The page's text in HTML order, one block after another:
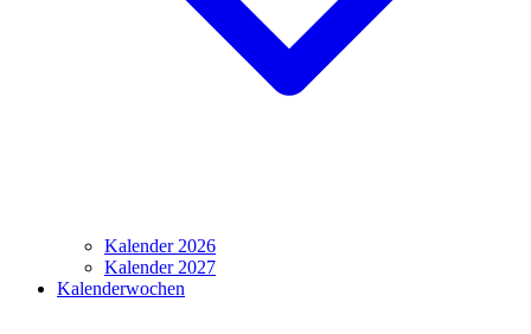
Kalender 2026
Kalender 2027
Kalenderwochen